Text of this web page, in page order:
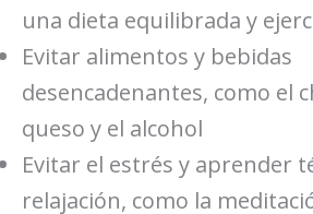
una dieta equilibrada y
Evitar alimentos y bebidas
desencadenantes, como el
queso y el alcohol
Evitar el estrés y aprender
relajación, como la